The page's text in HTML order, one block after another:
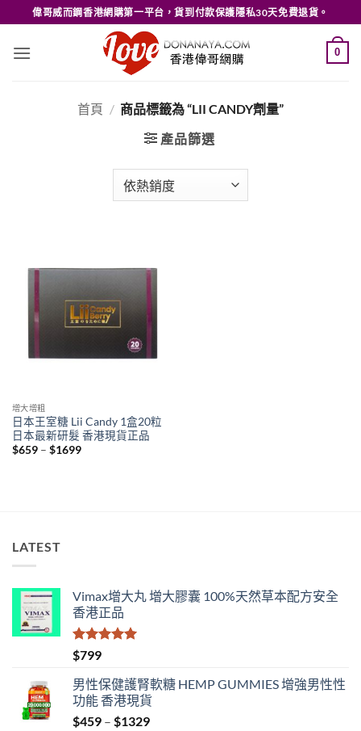
to
content
偉哥威而鋼香港網購第一平台，貨到付款保護隱私30天免費退貨。
0
首頁 / 商品標籤為 “LII CANDY劑量”
產品篩選
增大增粗
日本王室糖 Lii Candy 1盒20粒
日本最新研髮 香港現貨正品
$659 – $1699Price
LATEST
Vimax增大丸 增大膠囊 100%天然草本配方安全
香港正品
評分
滿分 5
$799
男性保健護腎軟糖 HEMP GUMMIES 增強男性性
功能 香港現貨
$459 – $1329Price